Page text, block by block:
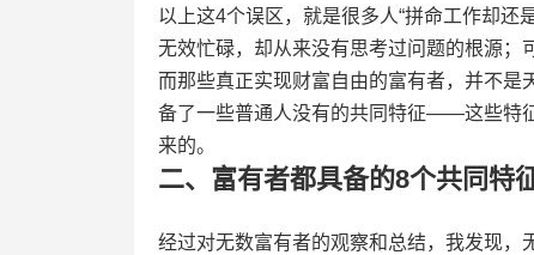
以上这4个误区，就是很多人“拼命工作却还
无效忙碌，却从来没有思考过问题的根源；
而那些真正实现财富自由的富有者，并不
备了一些普通人没有的共同特征——这些特
来的。
二、富有者都具备的8个共同特
经过对无数富有者的观察和总结，我发现